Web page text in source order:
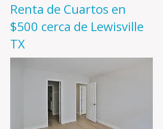
Renta de Cuartos en
$500 cerca de Lewisville
TX